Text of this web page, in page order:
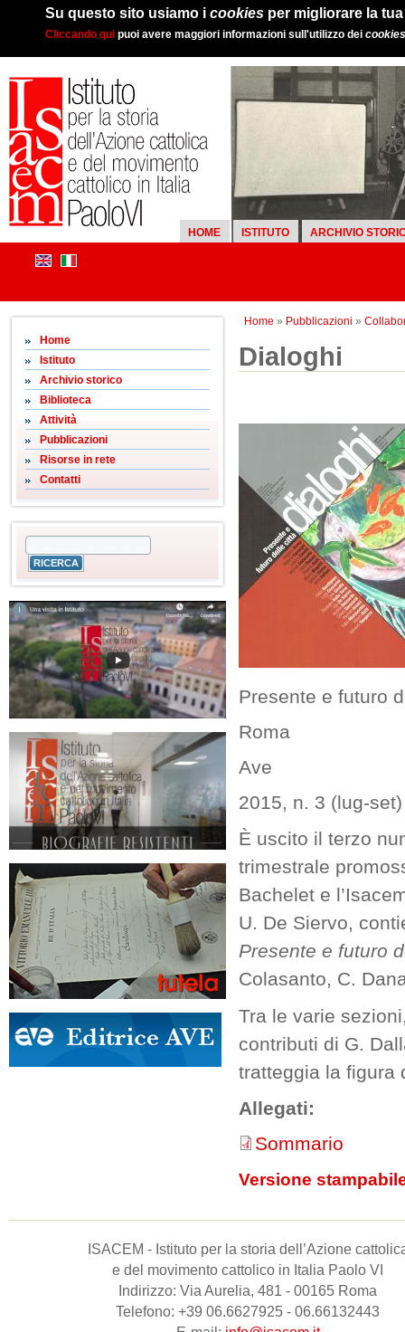
Su questo sito usiamo i cookies per migliorare la
Cliccando qui puoi avere maggiori informazioni sull'utilizzo dei cookies
HOME ISTITUTO ARCHIVIO
Home » Pubblicazioni »
Home
Istituto
Archivio storico
Biblioteca
Attività
Pubblicazioni
Risorse in rete
Contatti
Dialoghi
Presente e futuro
Roma
Ave
2015, n. 3 (lug-set)
È uscito il terzo
trimestrale
Bachelet e
U. De Siervo,
Presente e futuro
Colasanto, C.
Tra le varie
contributi di G.
tratteggia la figura
Allegati:
Sommario
Versione
ISACEM - Istituto per la storia dell’Azione
e del movimento cattolico in Italia Paolo VI
Indirizzo: Via Aurelia, 481 - 00165 Roma
Telefono: +39 06.6627925 - 06.66132443